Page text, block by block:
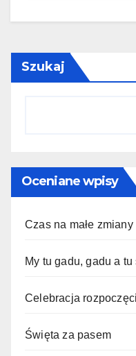
Szukaj
Oceniane wpisy
Czas na małe zmiany
My tu gadu, gadu a
Celebracja
Święta za pasem